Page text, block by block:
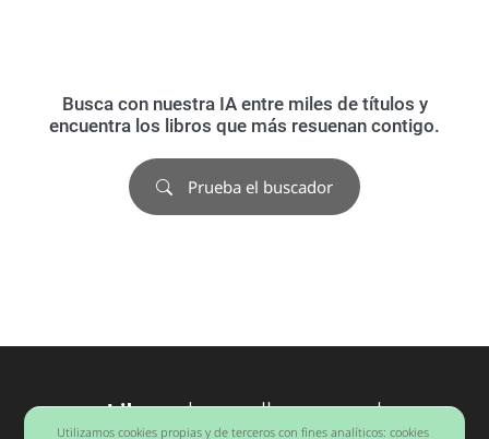
Busca con nuestra IA entre miles de títulos y
encuentra los libros que más resuenan contigo.
Prueba el buscador
Librosdesarrollo personal
Barcelona
Utilizamos cookies propias y de terceros con fines analíticos: cookies